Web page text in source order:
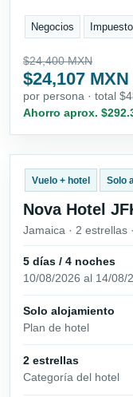
Negocios
$24,400 MXN
$24,107 MXN
por persona · total
Ahorro aprox.
Vuelo + hotel Solo
Nova Hotel
Jamaica · 2 estrellas
5 días / 4 noches
10/08/2026 al 14/08/
Solo alojamiento
Plan de hotel
2 estrellas
Categoría del hotel